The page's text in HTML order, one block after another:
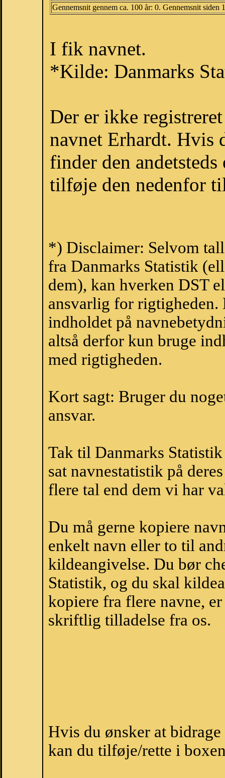
Gennemsnit gennem ca. 100 år: 0. Gennemsnit siden
I fik navnet.
*Kilde: Danmarks
Der er ikke
navnet Erhardt. Hvis
finder den
tilføje den nedenfor
*) Disclaimer: Selvom
fra Danmarks Statistik
dem), kan hverken DST
ansvarlig for
indholdet på
altså derfor kun bruge
med rigtigheden.
Kort sagt: Bruger du
ansvar.
Tak til Danmarks
sat navnestatistik på
flere tal end dem vi har
Du må gerne kopiere
enkelt navn eller to til
kildeangivelse. Du bør
Statistik, og du skal
kopiere fra flere navne,
skriftlig tilladelse fra os.
Hvis du ønsker at
kan du tilføje/rette i